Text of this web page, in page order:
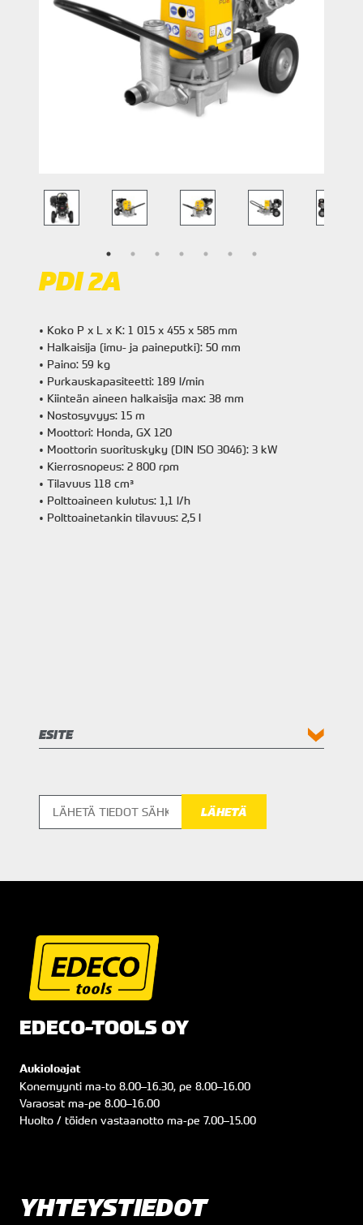
PDI 2A
• Koko P x L x K: 1 015 x 455 x 585 mm
• Halkaisija (imu- ja paineputki): 50 mm
• Paino: 59 kg
• Purkauskapasiteetti: 189 l/min
• Kiinteän aineen halkaisija max: 38 mm
• Nostosyvyys: 15 m
• Moottori: Honda, GX 120
• Moottorin suorituskyky (DIN ISO 3046): 3 kW
• Kierrosnopeus: 2 800 rpm
• Tilavuus 118 cm³
• Polttoaineen kulutus: 1,1 l/h
• Polttoainetankin tilavuus: 2,5 l
ESITE
EDECO-TOOLS OY
Aukioloajat
Konemyynti ma-to 8.00–16.30, pe 8.00–16.00
Varaosat ma-pe 8.00–16.00
Huolto / töiden vastaanotto ma-pe 7.00–15.00
YHTEYSTIEDOT